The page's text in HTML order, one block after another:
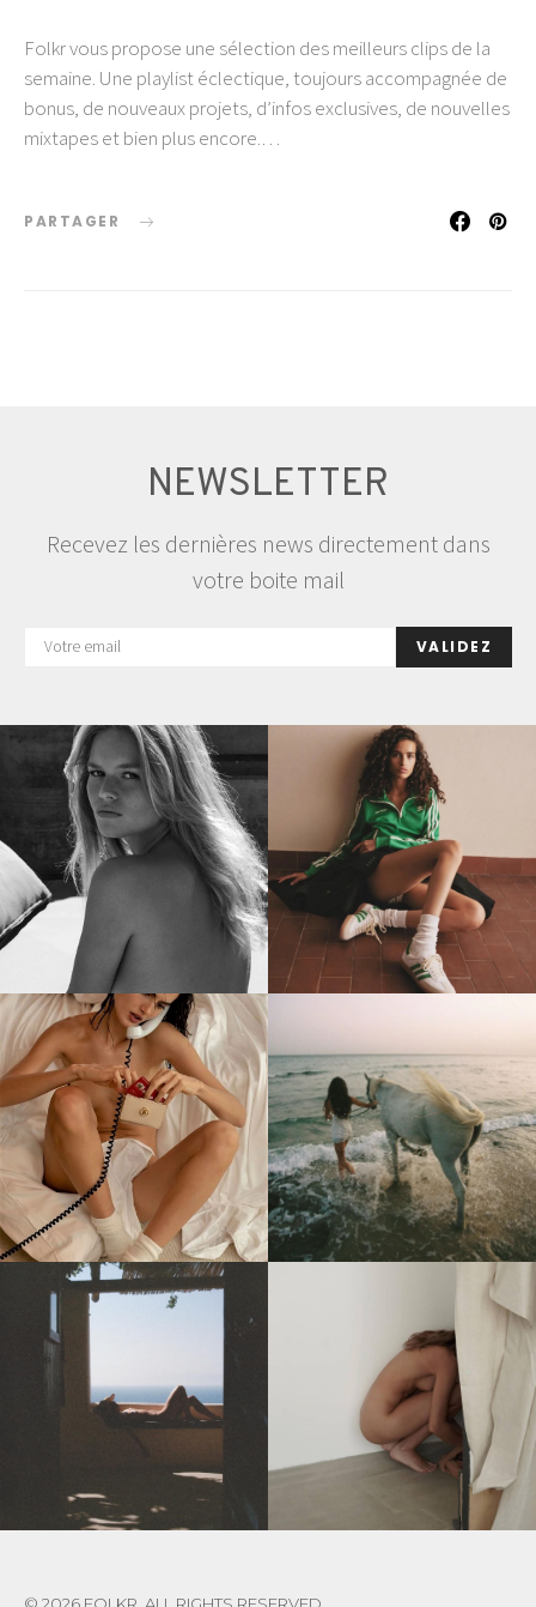
Folkr vous propose une sélection des meilleurs clips de la
semaine. Une playlist éclectique, toujours accompagnée de
bonus, de nouveaux projets, d’infos exclusives, de nouvelles
mixtapes et bien plus encore.…
PARTAGER
NEWSLETTER
Recevez les dernières news directement dans
votre boite mail
VALIDEZ
© 2026 FOLKR. ALL RIGHTS RESERVED.